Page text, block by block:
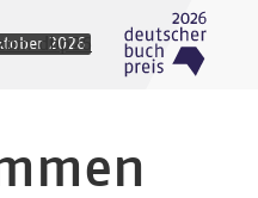
2026
dbp26